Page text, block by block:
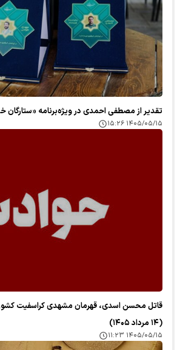
تقدیر از مصطفی احمدی در ویژه‌برنامه «ستارگان
۱۴۰۵/۰۵/۱۵ ۱۵:۲۶
قاتل محسن اسدی، قهرمان مشهدی کراسفیت
(۱۴ مرداد ۱۴۰۵)
۱۴۰۵/۰۵/۱۵ ۱۱:۲۳